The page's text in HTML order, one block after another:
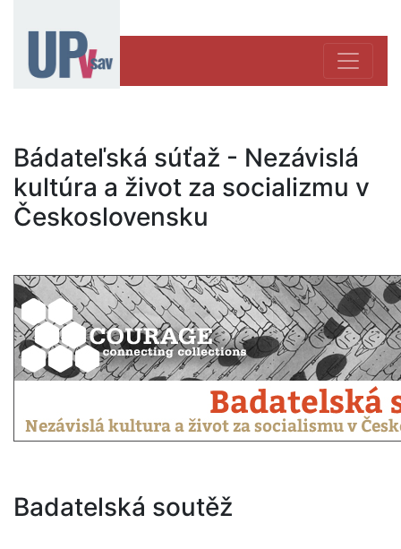
Bádateľská súťaž - Nezávislá
kultúra a život za socializmu v
Československu
Badatelská soutěž